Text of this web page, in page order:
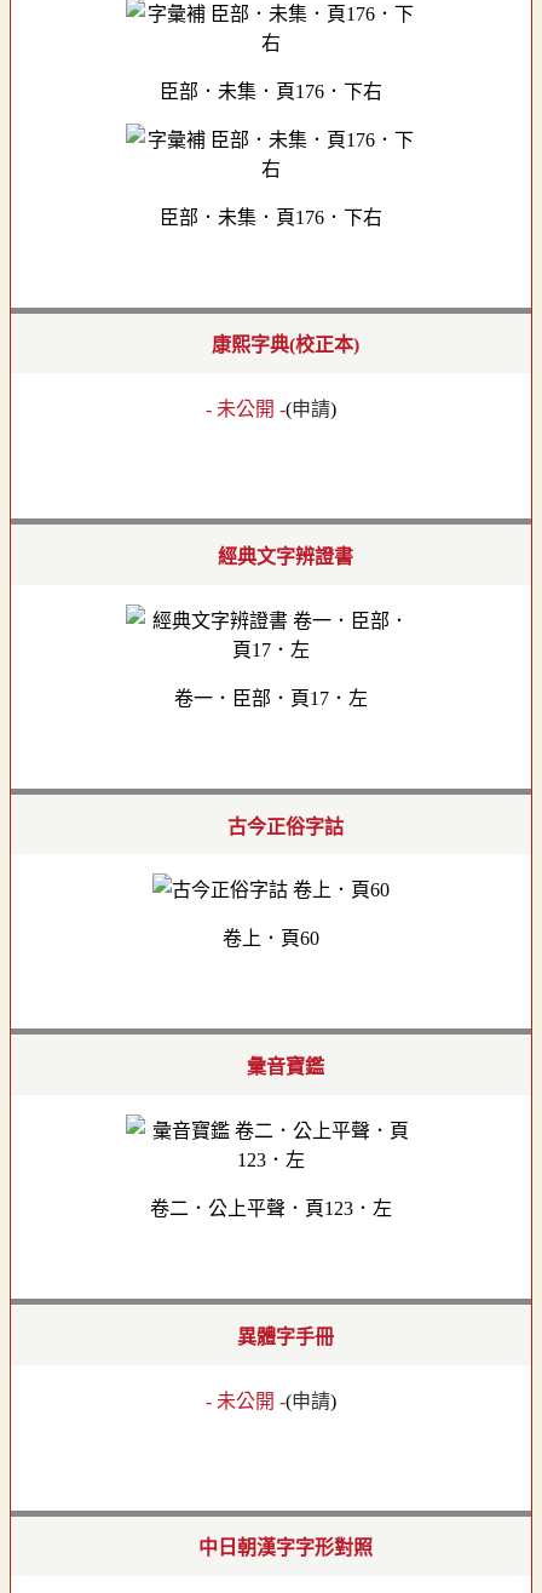
臣部．未集．頁176．下右
臣部．未集．頁176．下右
康熙字典(校正本)
- 未公開 -(申請)
經典文字辨證書
卷一．臣部．頁17．左
古今正俗字詁
卷上．頁60
彙音寶鑑
卷二．公上平聲．頁123．左
異體字手冊
- 未公開 -(申請)
中日朝漢字字形對照